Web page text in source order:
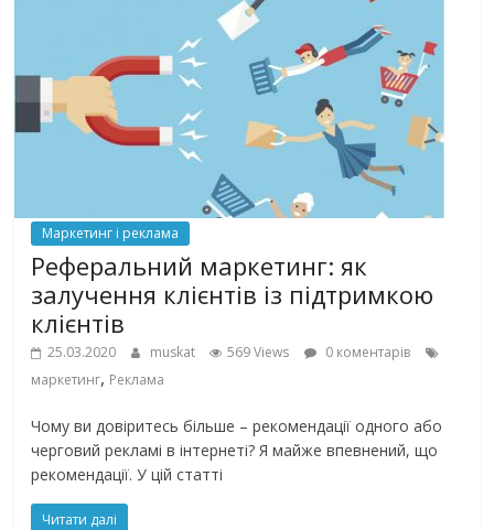
Маркетинг і реклама
Реферальний маркетинг: як
залучення клієнтів із підтримкою
клієнтів
25.03.2020 muskat 569 Views
0 коментарів
маркетинг, Реклама
Чому ви довіритесь більше – рекомендації одного або
черговий рекламі в інтернеті? Я майже впевнений, що
рекомендації. У цій статті
Читати далі